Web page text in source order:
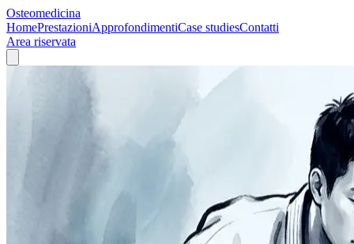
Osteomedicina
HomePrestazioniApprofondimentiCase studiesContatti
Area riservata